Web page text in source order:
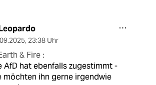
, 23:38 Uhr
& Fire :
AfD hat ebenfalls zugestimmt -
möchten ihn gerne irgendwie